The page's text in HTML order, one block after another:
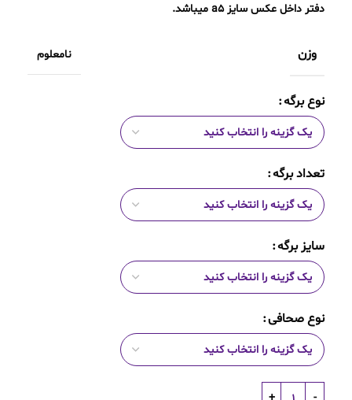
دفتر داخل عکس سایز a5 میباشد.
وزن نامعلوم
نوع برگه
تعداد برگه
سایز برگه
نوع صحافی